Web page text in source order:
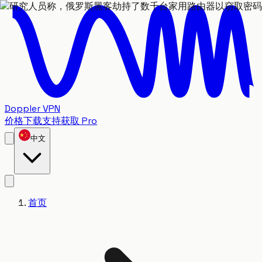
Doppler VPN
价格下载支持获取 Pro
中文
首页